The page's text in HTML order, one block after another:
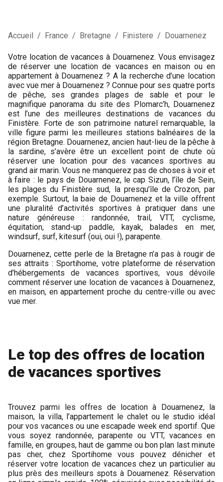
Accueil / France / Bretagne / Finistere / Douarnenez
Votre location de vacances à Douarnenez. Vous envisagez
de réserver une location de vacances en maison ou en
appartement à Douarnenez ? A la recherche d’une location
avec vue mer à Douarnenez ? Connue pour ses quatre ports
de pêche, ses grandes plages de sable et pour le
magnifique panorama du site des Plomarc’h, Douarnenez
est l’une des meilleures destinations de vacances du
Finistère. Forte de son patrimoine naturel remarquable, la
ville figure parmi les meilleures stations balnéaires de la
région Bretagne. Douarnenez, ancien haut-lieu de la pêche à
la sardine, s’avère être un excellent point de chute où
réserver une location pour des vacances sportives au
grand air marin. Vous ne manquerez pas de choses à voir et
à faire : le pays de Douarnenez, le cap Sizun, l’île de Sein,
les plages du Finistère sud, la presqu’île de Crozon, par
exemple. Surtout, la baie de Douarnenez et la ville offrent
une pluralité d’activités sportives à pratiquer dans une
nature généreuse : randonnée, trail, VTT, cyclisme,
équitation, stand-up paddle, kayak, balades en mer,
windsurf, surf, kitesurf (oui, oui !), parapente.
Douarnenez, cette perle de la Bretagne n’a pas à rougir de
ses attraits : Sportihome, votre plateforme de réservation
d’hébergements de vacances sportives, vous dévoile
comment réserver une location de vacances à Douarnenez,
en maison, en appartement proche du centre-ville ou avec
vue mer.
Le top des offres de location
de vacances sportives
Trouvez parmi les offres de location à Douarnenez, la
maison, la villa, l’appartement le chalet ou le studio idéal
pour vos vacances ou une escapade week end sportif. Que
vous soyez randonnée, parapente ou VTT, vacances en
famille, en groupes, haut de gamme ou bon plan last minute
pas cher, chez Sportihome vous pouvez dénicher et
réserver votre location de vacances chez un particulier au
plus près des meilleurs spots à Douarnenez. Réservation